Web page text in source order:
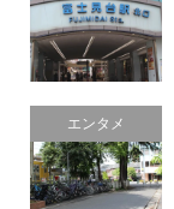
エンタメ